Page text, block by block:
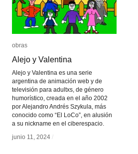
obras
Alejo y Valentina
Alejo y Valentina es una serie
argentina de animación web y de
televisión para adultxs, de género
humorístico, creada en el año 2002
por Alejandro Andrés Szykula, más
conocido como “El LoCo”, en alusión
a su nickname en el ciberespacio.
junio 11, 2024 /
obras
Alejo y Valentina
junio 11, 2024 /